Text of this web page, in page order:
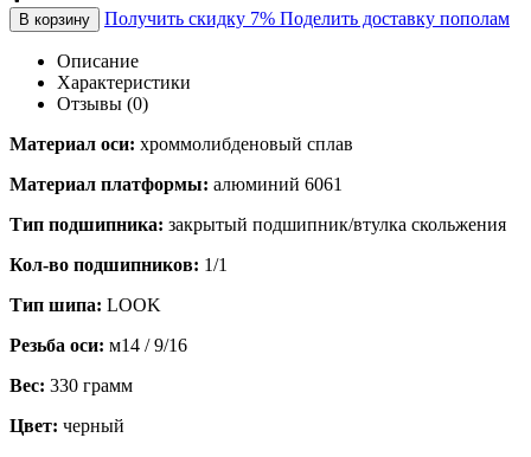
В корзину Получить скидку 7% Поделить доставку пополам
Описание
Характеристики
Отзывы (0)
Материал оси: хроммолибденовый сплав
Материал платформы: алюминий 6061
Тип подшипника: закрытый подшипник/втулка скольжения
Кол-во подшипников: 1/1
Тип шипа: LOOK
Резьба оси: м14 / 9/16
Вес: 330 грамм
Цвет: черный